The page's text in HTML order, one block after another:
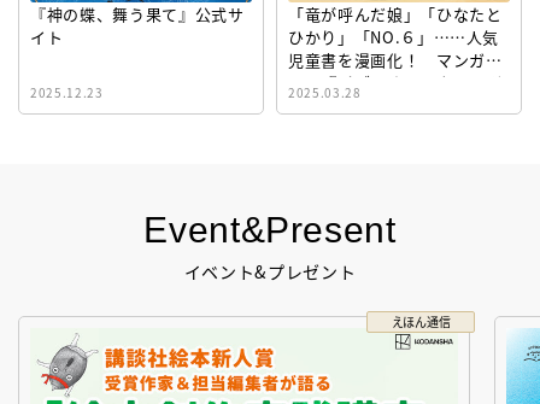
Event&Present
イベント&プレゼント
えほん通信
『神の蝶、舞う果て』公式サ
イト
2025.12.23
「竜が呼んだ娘」「ひなたと
ひかり」「NO.６」……人気
児童書を漫画化！ マンガサ
イト『ビブリオシリウス』誕
生！
2025.03.28